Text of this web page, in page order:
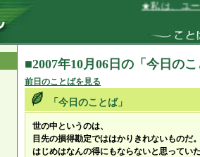
★私は、ユー
■2007年10月06日の「今日の
前日のことばを見る
「今日のことば」
世の中というのは、
目先の損得勘定でははかりきれないものだ
はじめはなんの得にもならないと思ってい